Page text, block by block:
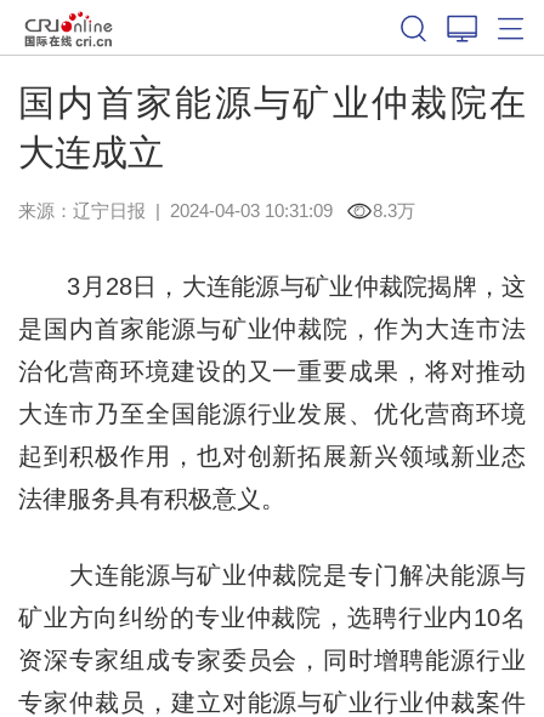
国内首家能源与矿业仲裁院在
大连成立
来源： 辽宁日报 | 2024-04-03 10:31:09 8.3万
3月28日，大连能源与矿业仲裁院揭牌，这
是国内首家能源与矿业仲裁院，作为大连市法
治化营商环境建设的又一重要成果，将对推动
大连市乃至全国能源行业发展、优化营商环境
起到积极作用，也对创新拓展新兴领域新业态
法律服务具有积极意义。
大连能源与矿业仲裁院是专门解决能源与
矿业方向纠纷的专业仲裁院，选聘行业内10名
资深专家组成专家委员会，同时增聘能源行业
专家仲裁员，建立对能源与矿业行业仲裁案件